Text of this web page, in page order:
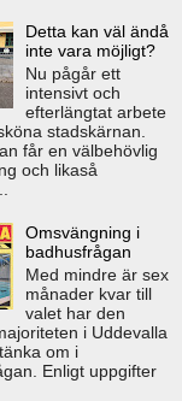
Detta kan väl ändå
inte vara möjligt?
Nu pågår ett
intensivt och
efterlängtat arbete
stadskärnan.
får en välbehövlig
och likaså
Omsvängning i
badhusfrågan
Med mindre är sex
månader kvar till
valet har den
i Uddevalla
om i
Enligt uppgifter